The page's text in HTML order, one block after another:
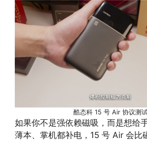
酷态科 15 号 Air 协议测
如果你不是强依赖磁吸，而是想给
薄本、掌机都补电，15 号 Air 会比